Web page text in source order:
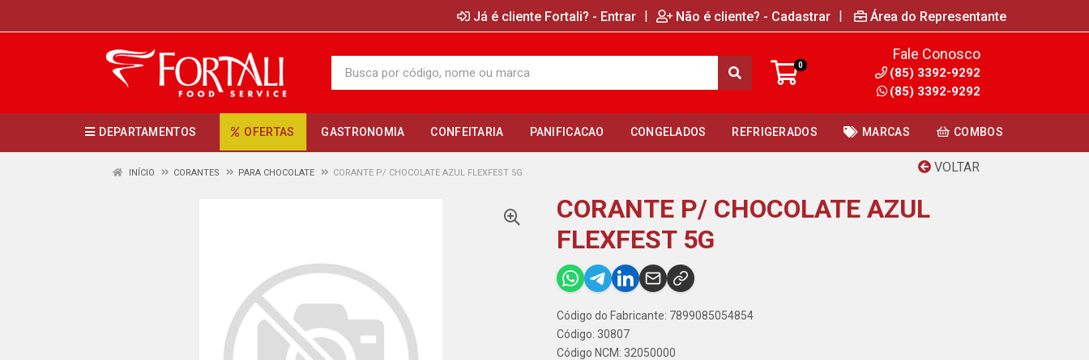
Já é cliente Fortali? - Entrar | Não é cliente? - Cadastrar | Área do Representante
0
Fale Conosco
(85) 3392-9292
(85) 3392-9292
DEPARTAMENTOS OFERTAS GASTRONOMIA CONFEITARIA PANIFICACAO CONGELADOS REFRIGERADOS MARCAS COMBOS
VOLTAR
INÍCIO CORANTES PARA CHOCOLATE CORANTE P/ CHOCOLATE AZUL FLEXFEST 5G
CORANTE P/ CHOCOLATE AZUL
FLEXFEST 5G
Código do Fabricante: 7899085054854
Código: 30807
Código NCM: 32050000